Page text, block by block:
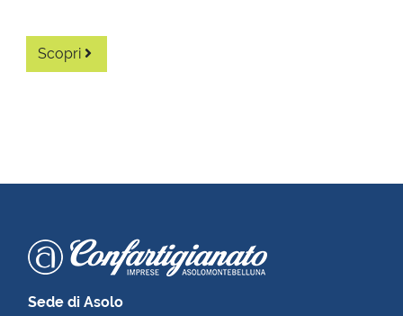
Scopri
Sede di Asolo